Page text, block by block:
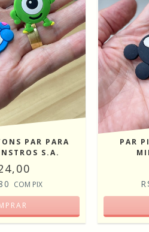
PAR PARA
S.A.
COM PIX
PAR